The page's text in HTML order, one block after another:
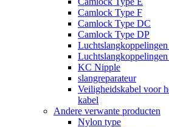
Camlock Type F
Camlock Type DC
Camlock Type DP
KC Nipple
slangreparateur
Veiligheidskabel voor
kabel
Andere verwante producten
Nylon type